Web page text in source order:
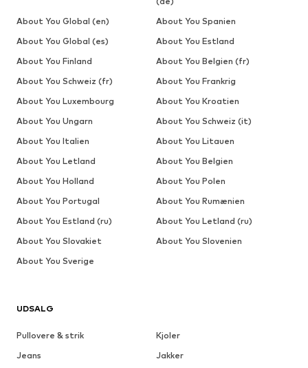
UDSALG
Pullovere & strik
Kjoler
Jeans
Jakker
About You Global (en)
About You Spanien
About You Global (es)
About You Estland
About You Finland
About You Belgien (fr)
About You Schweiz (fr)
About You Frankrig
About You Luxembourg
About You Kroatien
About You Ungarn
About You Schweiz (it)
About You Italien
About You Litauen
About You Letland
About You Belgien
About You Holland
About You Polen
About You Portugal
About You Rumænien
About You Estland (ru)
About You Letland (ru)
About You Slovakiet
About You Slovenien
About You Sverige